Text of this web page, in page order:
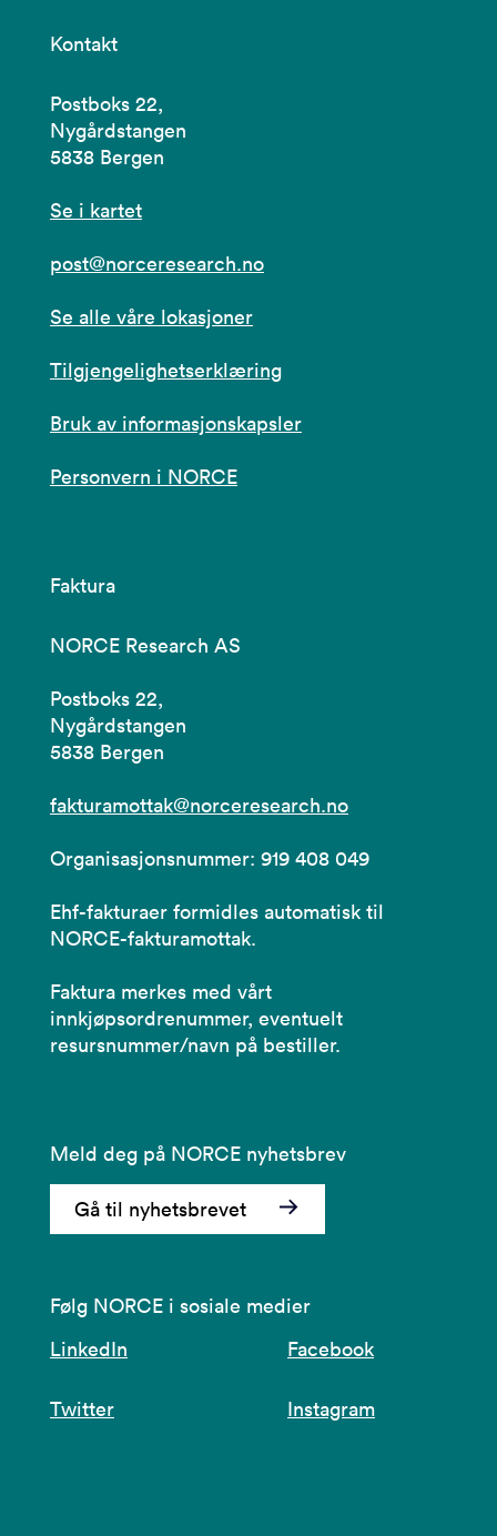
Kontakt
Postboks 22,
Nygårdstangen
5838 Bergen
Se i kartet
post@norceresearch.no
Se alle våre lokasjoner
Tilgjengelighetserklæring
Bruk av informasjonskapsler
Personvern i NORCE
Faktura
NORCE Research AS
Postboks 22,
Nygårdstangen
5838 Bergen
fakturamottak@norceresearch.no
Organisasjonsnummer: 919 408 049
Ehf-fakturaer formidles automatisk til
NORCE-fakturamottak.
Faktura merkes med vårt
innkjøpsordrenummer, eventuelt
resursnummer/navn på bestiller.
Meld deg på NORCE nyhetsbrev
Gå til nyhetsbrevet
Følg NORCE i sosiale medier
LinkedIn
Facebook
Twitter Instagram